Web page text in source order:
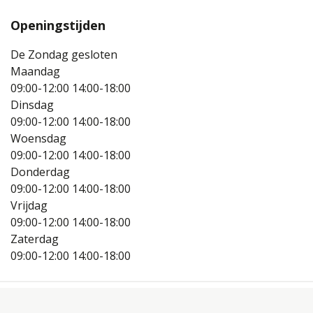
Openingstijden
De Zondag gesloten
Maandag
09:00-12:00 14:00-18:00
Dinsdag
09:00-12:00 14:00-18:00
Woensdag
09:00-12:00 14:00-18:00
Donderdag
09:00-12:00 14:00-18:00
Vrijdag
09:00-12:00 14:00-18:00
Zaterdag
09:00-12:00 14:00-18:00